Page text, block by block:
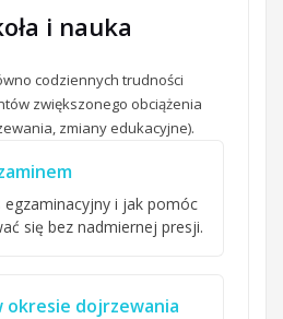
i nauka
codziennych trudności
zwiększonego obciążenia
zmiany edukacyjne).
egzaminacyjny i jak pomóc
się bez nadmiernej presji.
okresie dojrzewania